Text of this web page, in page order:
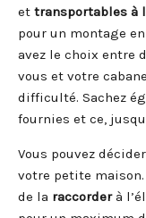
et transportables à
pour un montage
avez le choix entre
vous et votre
difficulté. Sachez
fournies et ce,
Vous pouvez
votre petite
de la raccorderà